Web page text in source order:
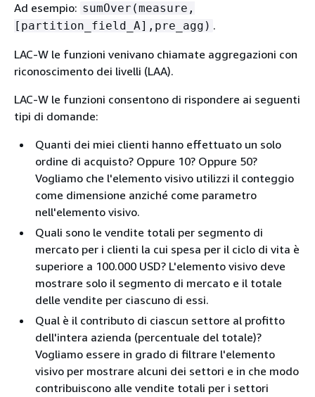
Ad esempio: sumOver(measure,
[partition_field_A],pre_agg) .
LAC-W le funzioni venivano chiamate aggregazioni con
riconoscimento dei livelli (LAA).
LAC-W le funzioni consentono di rispondere ai seguenti
tipi di domande:
Quanti dei miei clienti hanno effettuato un solo
ordine di acquisto? Oppure 10? Oppure 50?
Vogliamo che l'elemento visivo utilizzi il conteggio
come dimensione anziché come parametro
nell'elemento visivo.
Quali sono le vendite totali per segmento di
mercato per i clienti la cui spesa per il ciclo di vita è
superiore a 100.000 USD? L'elemento visivo deve
mostrare solo il segmento di mercato e il totale
delle vendite per ciascuno di essi.
Qual è il contributo di ciascun settore al profitto
dell'intera azienda (percentuale del totale)?
Vogliamo essere in grado di filtrare l'elemento
visivo per mostrare alcuni dei settori e in che modo
contribuiscono alle vendite totali per i settori